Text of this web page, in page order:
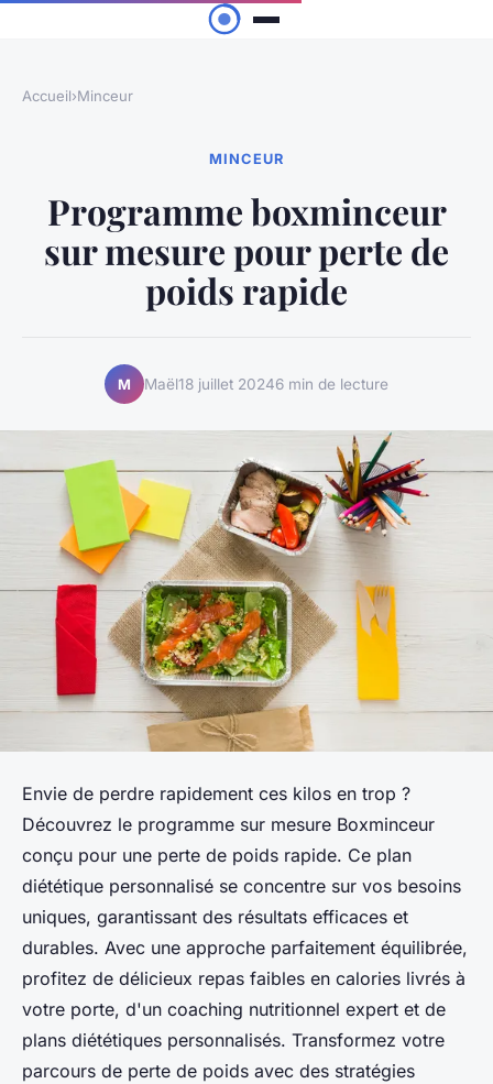
Accueil›Minceur
MINCEUR
Programme boxminceur
sur mesure pour perte de
poids rapide
M Maël18 juillet 20246 min de lecture
Envie de perdre rapidement ces kilos en trop ?
Découvrez le programme sur mesure Boxminceur
conçu pour une perte de poids rapide. Ce plan
diététique personnalisé se concentre sur vos besoins
uniques, garantissant des résultats efficaces et
durables. Avec une approche parfaitement équilibrée,
profitez de délicieux repas faibles en calories livrés à
votre porte, d'un coaching nutritionnel expert et de
plans diététiques personnalisés. Transformez votre
parcours de perte de poids avec des stratégies